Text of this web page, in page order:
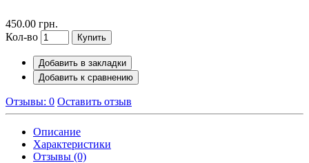
450.00 грн.
Кол-во
Купить
Добавить в закладки
Добавить к сравнению
Отзывы: 0 Оставить отзыв
Описание
Характеристики
Отзывы (0)